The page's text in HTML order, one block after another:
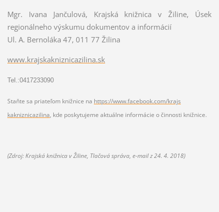
Mgr. Ivana Jančulová, Krajská knižnica v Žiline, Úsek
regionálneho výskumu dokumentov a informácií
Ul. A. Bernoláka 47, 011 77 Žilina
www.krajskakniznicazilina.sk
Tel.:0417233090
Staňte sa priateľom knižnice na https://www.facebook.com/krajs
kakniznicazilina, kde poskytujeme aktuálne informácie o činnosti knižnice.
(Zdroj: Krajská knižnica v Žiline, Tlačová správa, e-mail z 24. 4. 2018)